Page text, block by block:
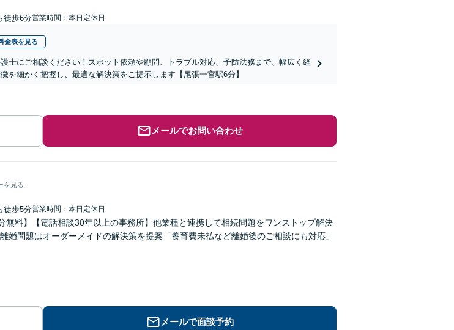
徒歩6分営業時間：本日定休日
金表を見る
士にご相談ください！スポット依頼や顧問、トラブル対応、予防法務まで、幅広く経
を細かく把握し、最適な解決策をご提示します【尾張一宮駅6分】
メールでお問い合わせ
を見る
徒歩5分営業時間：本日定休日
無料】【電話相談30年以上の事務所】他業種と連携して相続問題をワンストップ解決
婚問題はオーダーメイドの解決策を提案「養育費未払など離婚後のご相談にも対応」
メールで面談予約